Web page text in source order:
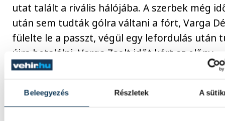
Beleegyezés Részletek A
utat talált a rivális hálójába. A szerbek még
után sem tudták gólra váltani a fórt, Varga
fülelte le a passzt, végül egy lefordulás után
újra betalálni. Varga Zsolt időt kért az előny
megjátszása előtt, a megbeszélés után pedig
állította vissza az ötgólos különbséget.
feliratkozott a gólszerzők közé, az előző